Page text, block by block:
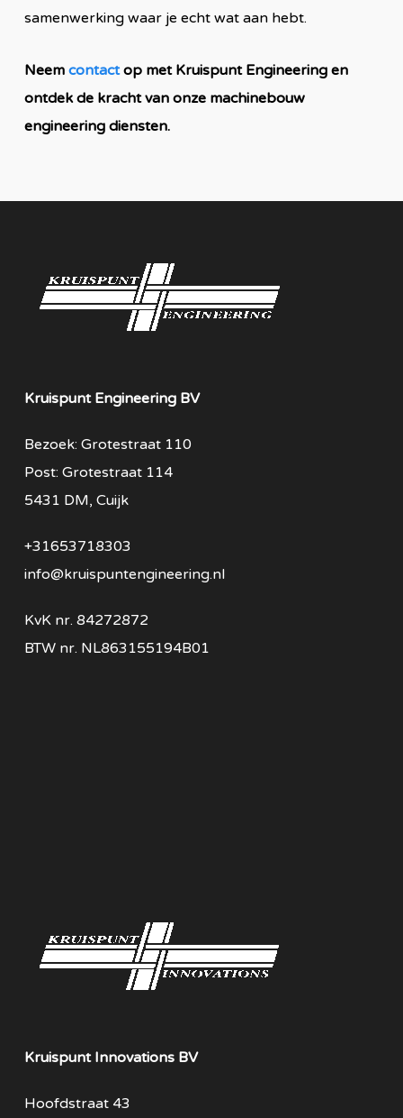
samenwerking waar je echt wat aan hebt.
Neem contactop met Kruispunt Engineering en
ontdek de kracht van onze machinebouw
engineering diensten.
Kruispunt Engineering BV
Bezoek: Grotestraat 110
Post: Grotestraat 114
5431 DM, Cuijk
+31653718303
info@kruispuntengineering.nl
KvK nr. 84272872
BTW nr. NL863155194B01
Kruispunt Innovations BV
Hoofdstraat 43